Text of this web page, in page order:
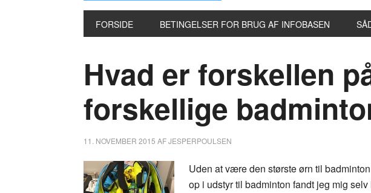
FORSIDE BETINGELSER FOR BRUG AF INFOBASEN
Hvad er forskellen
forskellige
11. NOVEMBER 2015 AFJESPERPOULSEN
Uden at være den største ørn til
op i udstyr til badminton fandt jeg mig